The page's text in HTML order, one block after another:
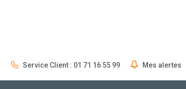
Service Client : 01 71 16 55 99 Mes alertes